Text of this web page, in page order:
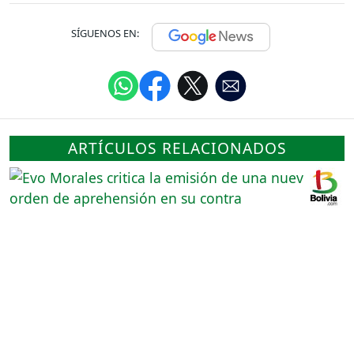
SÍGUENOS EN:
ARTÍCULOS RELACIONADOS